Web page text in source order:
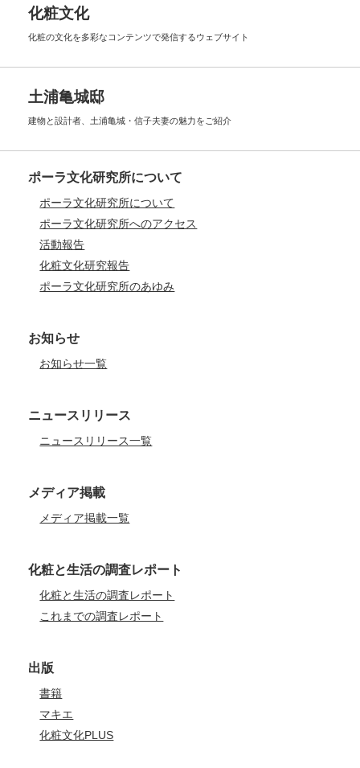
化粧文化
化粧の文化を多彩なコンテンツで発信するウェブサイト
土浦亀城邸
建物と設計者、土浦亀城・信子夫妻の魅力をご紹介
ポーラ文化研究所について
ポーラ文化研究所について
ポーラ文化研究所へのアクセス
活動報告
化粧文化研究報告
ポーラ文化研究所のあゆみ
お知らせ
お知らせ一覧
ニュースリリース
ニュースリリース一覧
メディア掲載
メディア掲載一覧
化粧と生活の調査レポート
化粧と生活の調査レポート
これまでの調査レポート
出版
書籍
マキエ
化粧文化PLUS